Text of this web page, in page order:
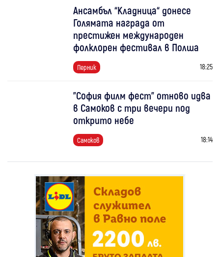
Ансамбъл “Кладница“ донесе
Голямата награда от
престижен международен
фолклорен фестивал в Полша
Перник 18:25
"София филм фест" отново идва
в Самоков с три вечери под
открито небе
Самоков 18:14